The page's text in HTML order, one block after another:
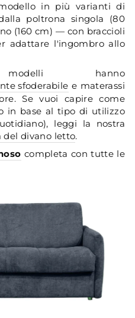
in più varianti di
poltrona singola (80
(160 cm) — con braccioli
adattare l'ingombro allo
hanno
sfoderabile e materassi
Se vuoi capire come
in base al tipo di utilizzo
leggi la nostra
del divano letto.
completa con tutte le